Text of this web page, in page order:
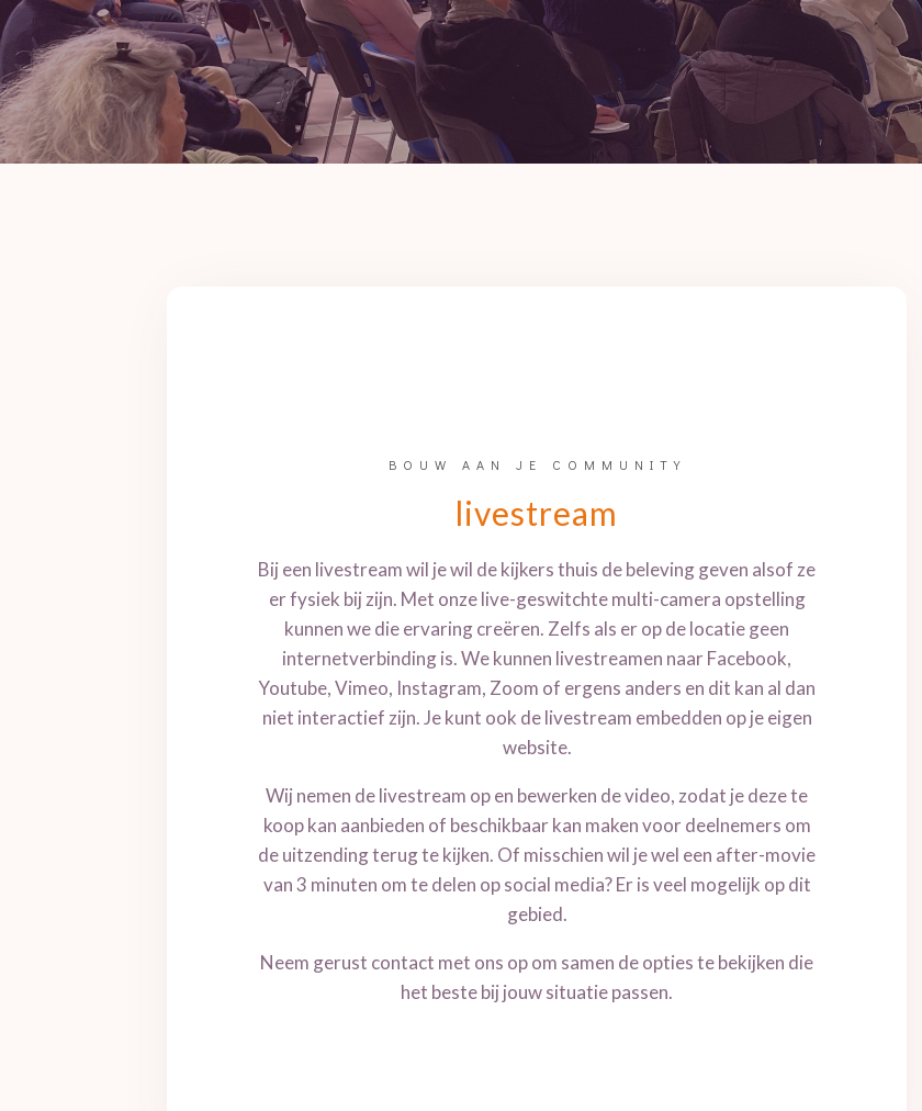
BOUW AAN JE COMMUNITY
livestream
Bij een livestream wil je wil de kijkers thuis de beleving geven alsof ze
er fysiek bij zijn. Met onze live-geswitchte multi-camera opstelling
kunnen we die ervaring creëren. Zelfs als er op de locatie geen
internetverbinding is. We kunnen livestreamen naar Facebook,
Youtube, Vimeo, Instagram, Zoom of ergens anders en dit kan al dan
niet interactief zijn. Je kunt ook de livestream embedden op je eigen
website.
Wij nemen de livestream op en bewerken de video, zodat je deze te
koop kan aanbieden of beschikbaar kan maken voor deelnemers om
de uitzending terug te kijken. Of misschien wil je wel een after-movie
van 3 minuten om te delen op social media? Er is veel mogelijk op dit
gebied.
Neem gerust contact met ons op om samen de opties te bekijken die
het beste bij jouw situatie passen.